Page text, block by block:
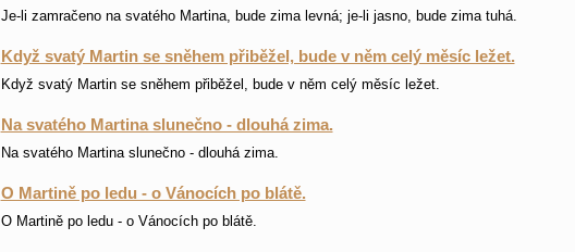
Je-li zamračeno na svatého Martina, bude zima levná; je-li jasno, bude zima tuhá.
Když svatý Martin se sněhem přiběžel, bude v něm celý měsíc ležet.
Když svatý Martin se sněhem přiběžel, bude v něm celý měsíc ležet.
Na svatého Martina slunečno - dlouhá zima.
Na svatého Martina slunečno - dlouhá zima.
O Martině po ledu - o Vánocích po blátě.
O Martině po ledu - o Vánocích po blátě.